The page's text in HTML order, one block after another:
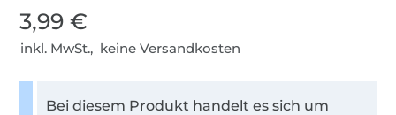
3,99 €
inkl. MwSt., keine Versandkosten
Bei diesem Produkt handelt es sich um